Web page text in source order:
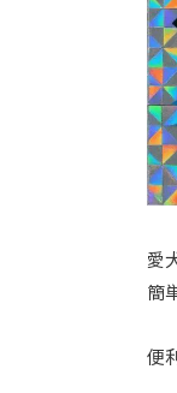
愛
簡
便